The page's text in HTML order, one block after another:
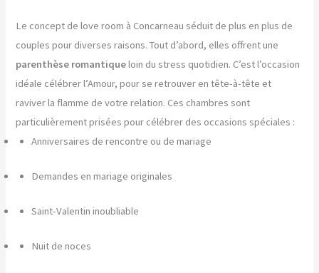
Le concept de love room à Concarneau séduit de plus en plus de
couples pour diverses raisons. Tout d’abord, elles offrent une
parenthèse romantiqueloin du stress quotidien. C’est l’occasion
idéale célébrer l’Amour, pour se retrouver en tête-à-tête et
raviver la flamme de votre relation. Ces chambres sont
particulièrement prisées pour célébrer des occasions spéciales :
Anniversaires de rencontre ou de mariage
Demandes en mariage originales
Saint-Valentin inoubliable
Nuit de noces